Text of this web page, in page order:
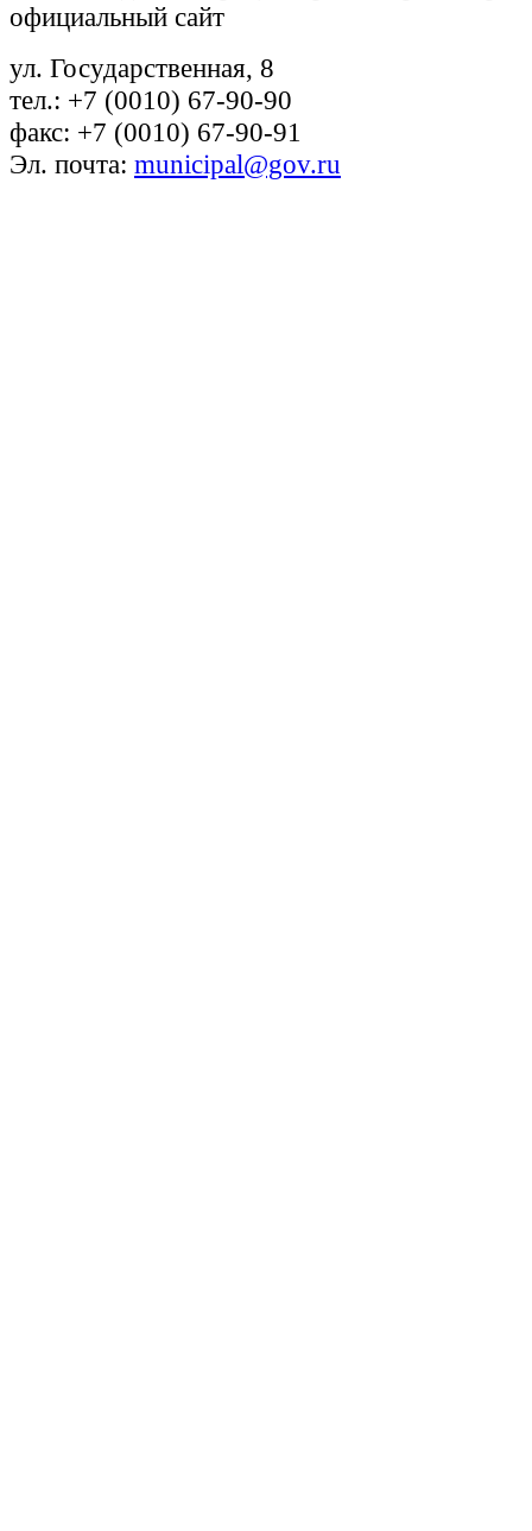
официальный сайт
ул. Государственная, 8
тел.: +7 (0010) 67-90-90
факс: +7 (0010) 67-90-91
Эл. почта: municipal@gov.ru